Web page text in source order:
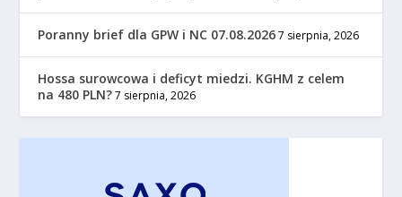
Poranny brief dla GPW i NC 07.08.2026 7 sierpnia, 2026
Hossa surowcowa i deficyt miedzi. KGHM z celem
na 480 PLN? 7 sierpnia, 2026